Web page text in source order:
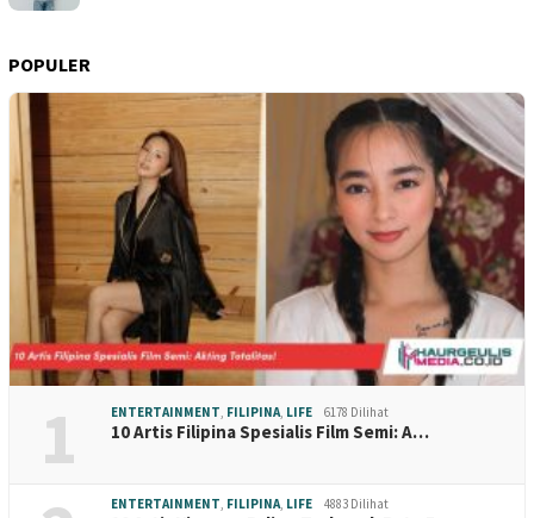
POPULER
1 ENTERTAINMENT, FILIPINA, LIFE 6178 Dilihat
10 Artis Filipina Spesialis Film Semi: A…
ENTERTAINMENT, FILIPINA, LIFE 4883 Dilihat